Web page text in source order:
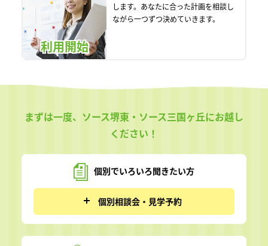
利用開始
します。あなたに合った計画を相談し
ながら一つずつ決めていきます。
まずは一度、ソース堺東・ソース三国ヶ丘にお越し
ください！
個別でいろいろ聞きたい方
個別相談会・見学予約